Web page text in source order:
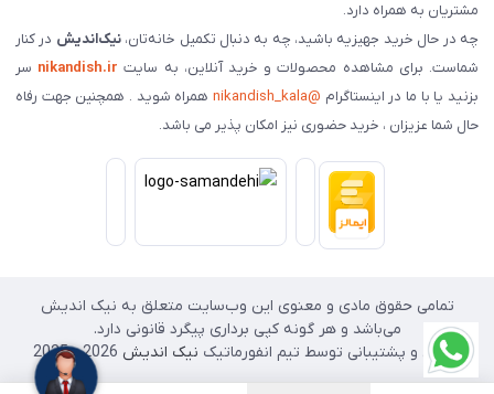
مشتریان به همراه دارد.
چه در حال خرید جهیزیه باشید، چه به دنبال تکمیل خانه‌تان،نیک‌اندیش در کنار
شماست. برای مشاهده محصولات و خرید آنلاین، به سایت nikandish.ir سر
بزنید یا با ما در اینستاگرام @nikandish_kala
همراه شوید . همچنین جهت رفاه
حال شما عزیزان ، خرید حضوری نیز امکان پذیر می باشد.
تمامی حقوق مادی و معنوی این وب‌سایت متعلق به نیک اندیش
می‌باشد و هر گونه کپی برداری پیگرد قانونی دارد.
طراحی و پشتیبانی توسط تیم انفورماتیک نیک اندیش 2026 - 2025